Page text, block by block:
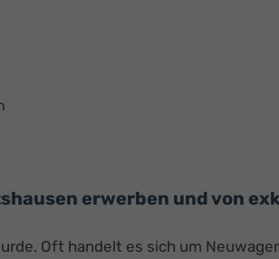
erwerben und von
Oft handelt es sich um